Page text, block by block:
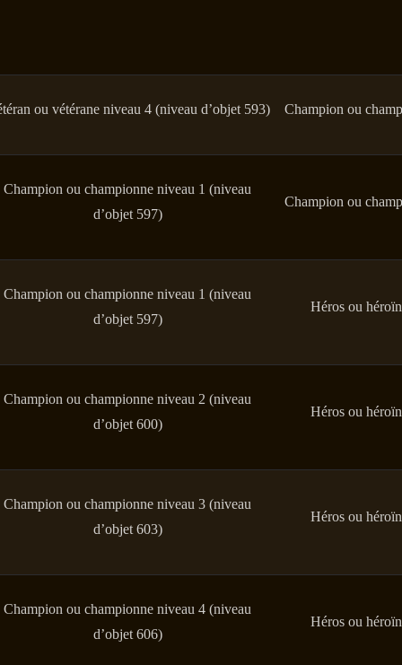
ou vétérane niveau 4 (niveau d’objet 593) Champion ou
Champion ou championne niveau 1 (niveau
d’objet 597)
Champion ou
Champion ou championne niveau 1 (niveau
d’objet 597)
Héros ou
Champion ou championne niveau 2 (niveau
d’objet 600)
Héros ou
Champion ou championne niveau 3 (niveau
d’objet 603)
Héros ou
Champion ou championne niveau 4 (niveau
d’objet 606)
Héros ou